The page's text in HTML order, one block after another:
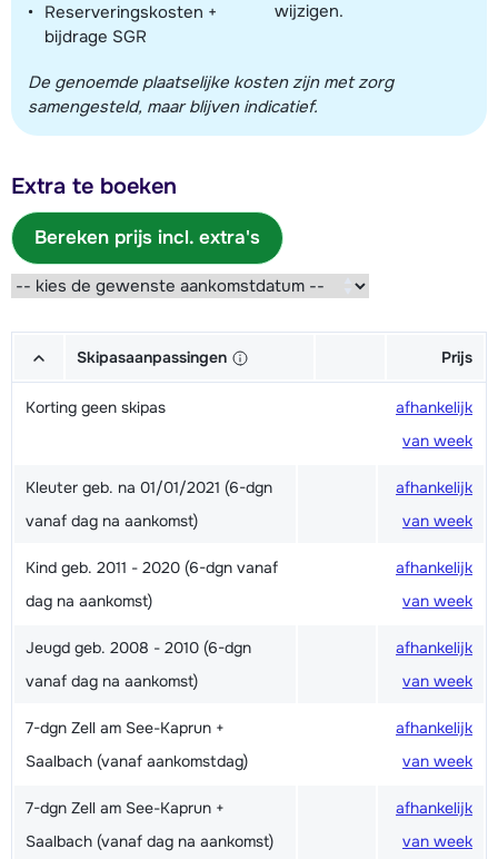
Reserveringskosten +
bijdrage SGR
wijzigen.
De genoemde plaatselijke kosten zijn met zorg
samengesteld, maar blijven indicatief.
Extra te boeken
Bereken prijs incl. extra's
Skipasaanpassingen Prijs
Korting geen skipas
afhankelijk
van week
Kleuter geb. na 01/01/2021 (6-dgn
vanaf dag na aankomst)
afhankelijk
van week
Kind geb. 2011 - 2020 (6-dgn vanaf
dag na aankomst)
afhankelijk
van week
Jeugd geb. 2008 - 2010 (6-dgn
vanaf dag na aankomst)
afhankelijk
van week
7-dgn Zell am See-Kaprun +
Saalbach (vanaf aankomstdag)
afhankelijk
van week
7-dgn Zell am See-Kaprun +
Saalbach (vanaf dag na aankomst)
afhankelijk
van week